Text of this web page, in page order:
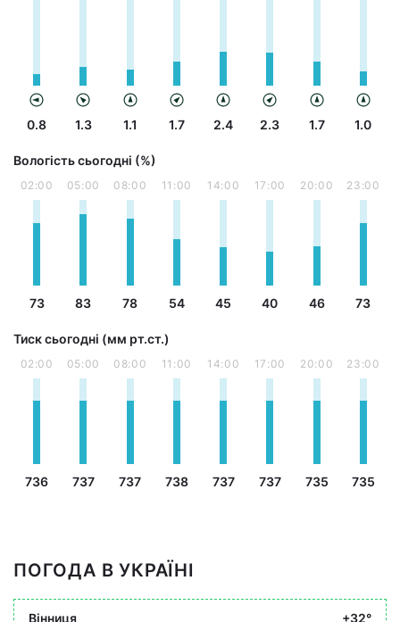
0.8 1.3 1.1 1.7 2.4 2.3 1.7 1.0
Вологість сьогодні (%)
02:00
73
05:00
83
08:00
78
11:00
54
14:00
45
17:00
40
20:00
46
23:00
73
Тиск сьогодні (мм рт.ст.)
02:00
736
05:00
737
08:00
737
11:00
738
14:00
737
17:00
737
20:00
735
23:00
735
ПОГОДА В УКРАЇНІ
Вінниця +32°